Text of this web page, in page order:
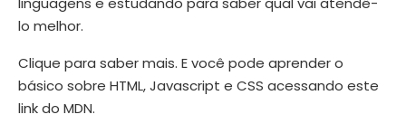
lo melhor.
Clique para saber mais. E você pode aprender o
básico sobre HTML, Javascript e CSS acessando este
link do MDN.